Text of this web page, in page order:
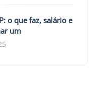
o que faz, salário e
um